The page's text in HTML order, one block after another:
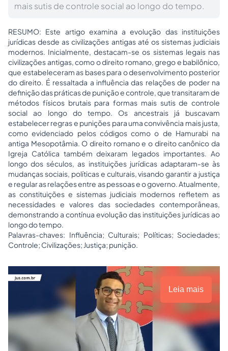
mais sutis de controle social ao longo do tempo.
RESUMO: Este artigo examina a evolução das instituições
jurídicas desde as civilizações antigas até os sistemas judiciais
modernos. Inicialmente, destacam-se os sistemas legais nas
civilizações antigas, como o direito romano, grego e babilônico,
que estabeleceram as bases para o desenvolvimento posterior
do direito. É ressaltada a influência das relações de poder na
definição das práticas de punição e controle, que transitaram de
métodos físicos brutais para formas mais sutis de controle
social ao longo do tempo. Os ancestrais já buscavam
estabelecer regras e punições para uma convivência mais justa,
como evidenciado pelos códigos como o de Hamurabi na
antiga Mesopotâmia. O direito romano e o direito canônico da
Igreja Católica também deixaram legados importantes. Ao
longo dos séculos, as instituições jurídicas adaptaram-se às
mudanças sociais, políticas e culturais, visando garantir a justiça
e regular as relações entre as pessoas e o governo. Atualmente,
as constituições e sistemas judiciais modernos refletem as
necessidades e valores das sociedades contemporâneas,
demonstrando a contínua evolução das instituições jurídicas ao
longo do tempo.
Palavras-chaves: Influência; Culturais; Políticas; Sociedades;
Controle; Civilizações; Justiça; punição.
Leia mais